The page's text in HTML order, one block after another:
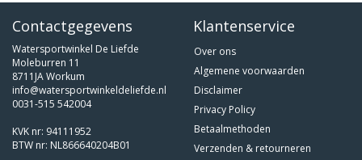
Contactgegevens
Watersportwinkel De Liefde
Moleburren 11
8711JA Workum
info@watersportwinkeldeliefde.nl
0031-515 542004
KVK nr: 94111952
BTW nr: NL866640204B01
Klantenservice
Over ons
Algemene voorwaarden
Disclaimer
Privacy Policy
Betaalmethoden
Verzenden & retourneren